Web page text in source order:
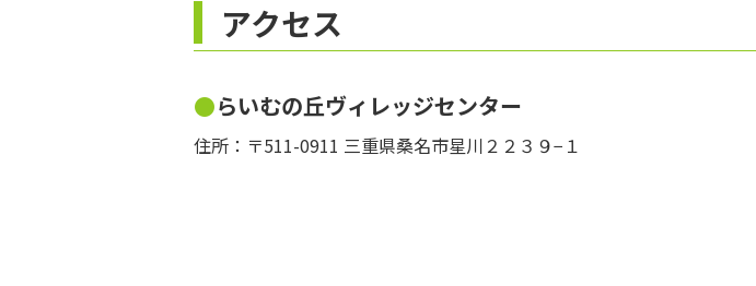
アクセス
らいむの丘ヴィレッジセンター
住所：〒511-0911 三重県桑名市星川２２３９−１